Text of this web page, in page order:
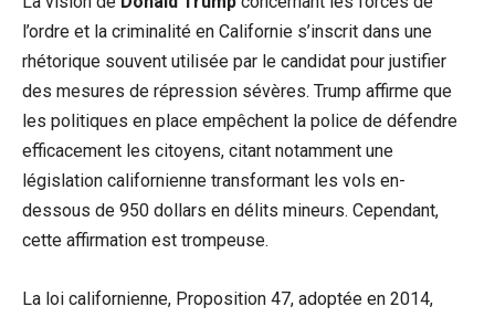
l’ordre et la criminalité en Californie s’inscrit dans une
rhétorique souvent utilisée par le candidat pour justifier
des mesures de répression sévères. Trump affirme que
les politiques en place empêchent la police de défendre
efficacement les citoyens, citant notamment une
législation californienne transformant les vols en-
dessous de 950 dollars en délits mineurs. Cependant,
cette affirmation est trompeuse.
La loi californienne, Proposition 47, adoptée en 2014,